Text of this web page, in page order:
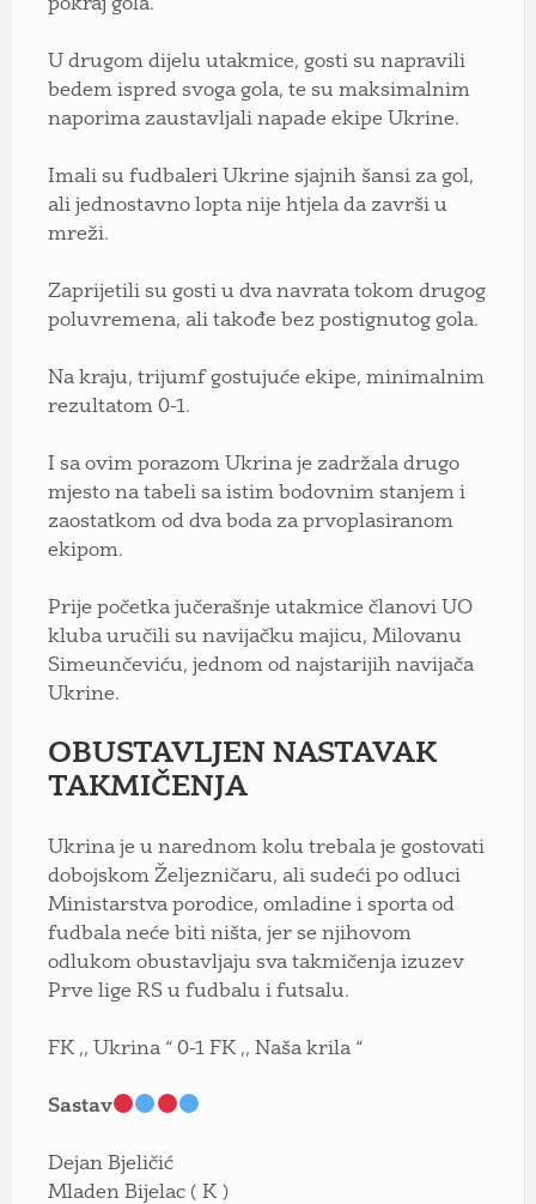
pokraj gola.
U drugom dijelu utakmice, gosti su napravili
bedem ispred svoga gola, te su maksimalnim
naporima zaustavljali napade ekipe Ukrine.
Imali su fudbaleri Ukrine sjajnih šansi za gol,
ali jednostavno lopta nije htjela da završi u
mreži.
Zaprijetili su gosti u dva navrata tokom drugog
poluvremena, ali takođe bez postignutog gola.
Na kraju, trijumf gostujuće ekipe, minimalnim
rezultatom 0-1.
I sa ovim porazom Ukrina je zadržala drugo
mjesto na tabeli sa istim bodovnim stanjem i
zaostatkom od dva boda za prvoplasiranom
ekipom.
Prije početka jučerašnje utakmice članovi UO
kluba uručili su navijačku majicu, Milovanu
Simeunčeviću, jednom od najstarijih navijača
Ukrine.
OBUSTAVLJEN NASTAVAK
TAKMIČENJA
Ukrina je u narednom kolu trebala je gostovati
dobojskom Željezničaru, ali sudeći po odluci
Ministarstva porodice, omladine i sporta od
fudbala neće biti ništa, jer se njihovom
odlukom obustavljaju sva takmičenja izuzev
Prve lige RS u fudbalu i futsalu.
FK ,, Ukrina “ 0-1 FK ,, Naša krila “
Sastav
Dejan Bjeličić
Mladen Bijelac ( K )